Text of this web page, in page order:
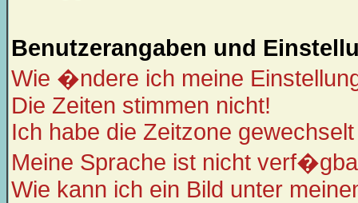
Benutzerangaben und
Wie �ndere ich meine
Die Zeiten stimmen nicht!
Ich habe die Zeitzone
Meine Sprache ist nicht
Wie kann ich ein Bild unter